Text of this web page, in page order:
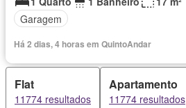
Garagem
Há 2 dias, 4 horas em QuintoAndar
Flat
11774 resultados
Apartamento
11774 resultados